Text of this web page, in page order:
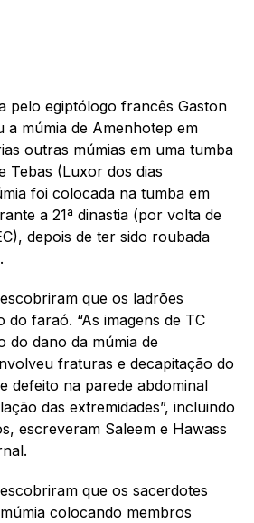
pelo egiptólogo francês Gaston
múmia de Amenhotep em
outras múmias em uma tumba
Tebas (Luxor dos dias
foi colocada na tumba em
a 21ª dinastia (por volta de
depois de ter sido roubada
que os ladrões
faraó. “As imagens de TC
do dano da múmia de
fraturas e decapitação do
defeito na parede abdominal
das extremidades”, incluindo
escreveram Saleem e Hawass
que os sacerdotes
colocando membros